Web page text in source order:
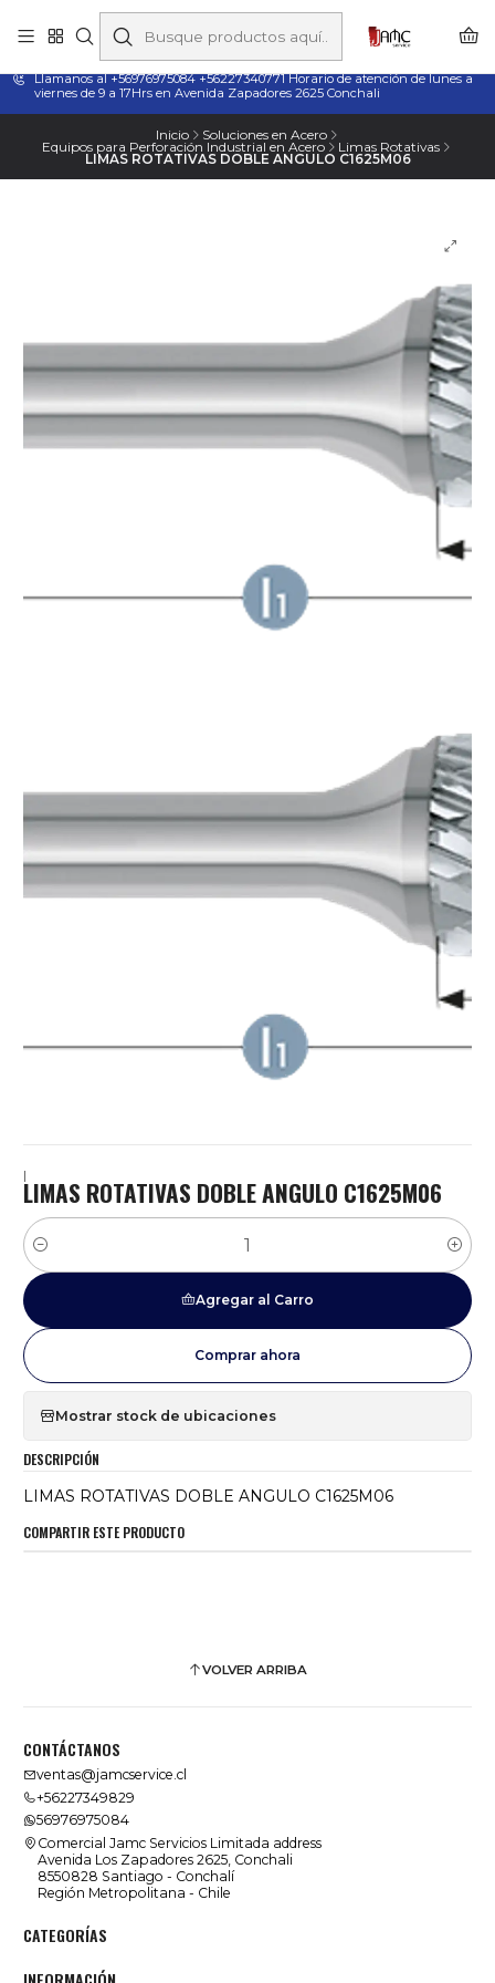
Taladros Magnéticos en Chile | Venta, Arriendo y Servicio
Técnico
Llamanos al +56976975084 +56227340771 Horario de atención de lunes a
viernes de 9 a 17Hrs en Avenida Zapadores 2625 Conchali
Inicio Soluciones en Acero
Equipos para Perforación Industrial en Acero Limas Rotativas
LIMAS ROTATIVAS DOBLE ANGULO C1625M06
|
LIMAS ROTATIVAS DOBLE ANGULO C1625M06
Cantidad
Agregar al Carro
Comprar ahora
Mostrar stock de ubicaciones
DESCRIPCIÓN
LIMAS ROTATIVAS DOBLE ANGULO C1625M06
COMPARTIR ESTE PRODUCTO
VOLVER ARRIBA
CONTÁCTANOS
ventas@jamcservice.cl
+56227349829
56976975084
Comercial Jamc Servicios Limitada address
Avenida Los Zapadores 2625, Conchali
8550828 Santiago - Conchalí
Región Metropolitana - Chile
CATEGORÍAS